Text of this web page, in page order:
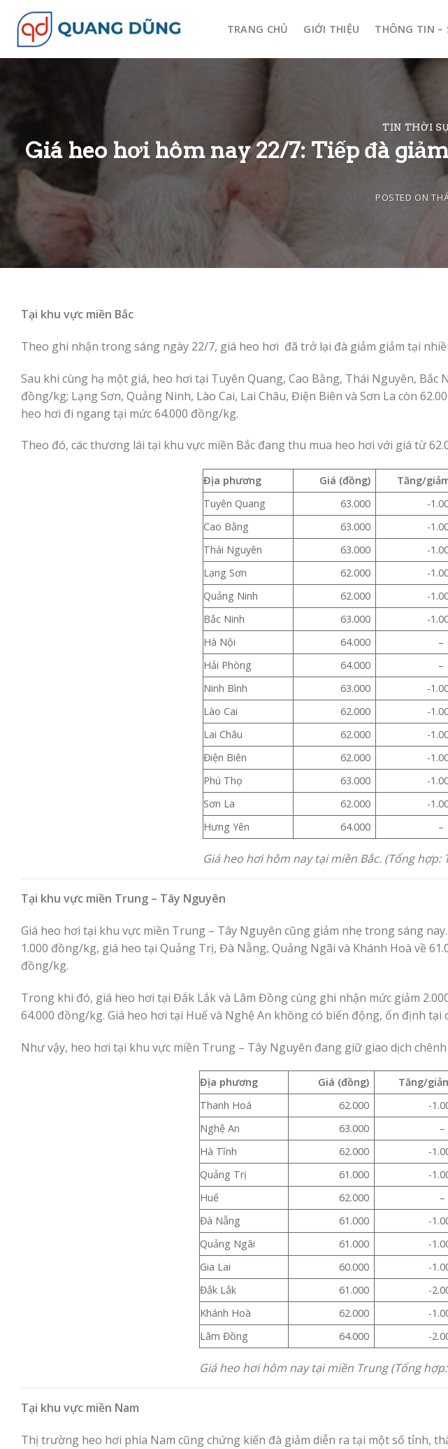
content
TRANG CHỦ GIỚI THIỆU THÔNG TIN –
TIN THỜI
Giá heo hơi hôm nay 22/7: Tiếp đà
POSTED ON
Tại khu vực miền Bắc
Theo ghi nhận trong sáng ngày 22/7, giá heo hơi đã trở lại đà giảm giảm tại
Sau khi cùng hạ một giá, heo hơi tại Tuyên Quang, Cao Bằng, Thái Nguyên, Bắc
đồng/kg; Lạng Sơn, Quảng Ninh, Lào Cai, Lai Châu, Điện Biên và Sơn La còn
heo hơi đi ngang tại mức 64.000 đồng/kg.
Theo đó, các thương lái tại khu vực miền Bắc đang thu mua heo hơi với giá từ
Địa phương Giá (đồng)
Tăng/
Tuyên Quang
63.000
-
Cao Bằng
63.000
-
Thái Nguyên
63.000
-
Lạng Sơn
62.000
-
Quảng Ninh
62.000
-
Bắc Ninh
63.000
-
Hà Nội
64.000
–
Hải Phòng
64.000
–
Ninh Bình
63.000
-
Lào Cai
62.000
-
Lai Châu
62.000
-
Điện Biên
62.000
-
Phú Thọ
63.000
-
Sơn La
62.000
-
Hưng Yên
64.000 –
Giá heo hơi hôm nay tại miền Bắc. (Tổng hợp:
Tại khu vực miền Trung – Tây Nguyên
Giá heo hơi tại khu vực miền Trung – Tây Nguyên cũng giảm nhẹ trong sáng
1.000 đồng/kg, giá heo tại Quảng Trị, Đà Nẵng, Quảng Ngãi và Khánh Hoà về
đồng/kg.
Trong khi đó, giá heo hơi tại Đắk Lắk và Lâm Đồng cùng ghi nhận mức giảm
64.000 đồng/kg. Giá heo hơi tại Huế và Nghệ An không có biến động, ổn định tại
Như vậy, heo hơi tại khu vực miền Trung – Tây Nguyên đang giữ giao dịch
Địa phương Giá (đồng)
Tăng/
Thanh Hoá
62.000
-
Nghệ An
63.000
–
Hà Tĩnh
62.000
-
Quảng Trị
61.000
-
Huế
62.000
–
Đà Nẵng
61.000
-
Quảng Ngãi
61.000
-
Gia Lai
60.000
-
Đắk Lắk
61.000
-
Khánh Hoà
62.000
-
Lâm Đồng
64.000 -
Giá heo hơi hôm nay tại miền Trung (Tổng
Tại khu vực miền Nam
Thị trường heo hơi phía Nam cũng chứng kiến đà giảm diễn ra tại một số tỉnh,